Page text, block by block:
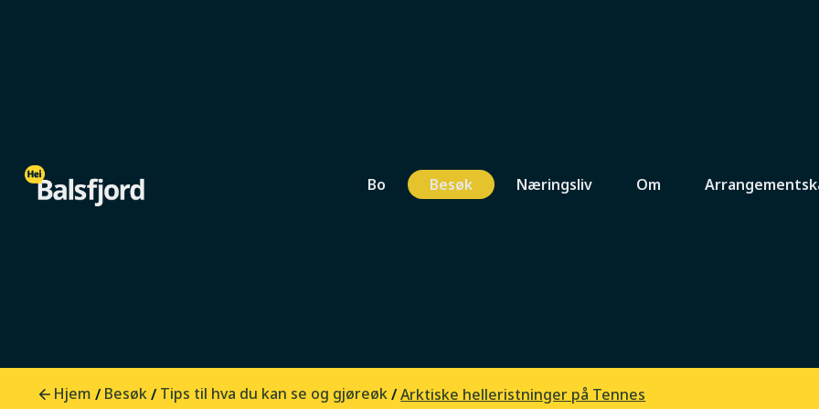
Bo Besøk Næringsliv Om
Hjem / Besøk/ Tips til hva du kan se og gjøreøk/Arktiske helleristninger på Tennes
Kunst og kultur Vår Sommer
Tennes